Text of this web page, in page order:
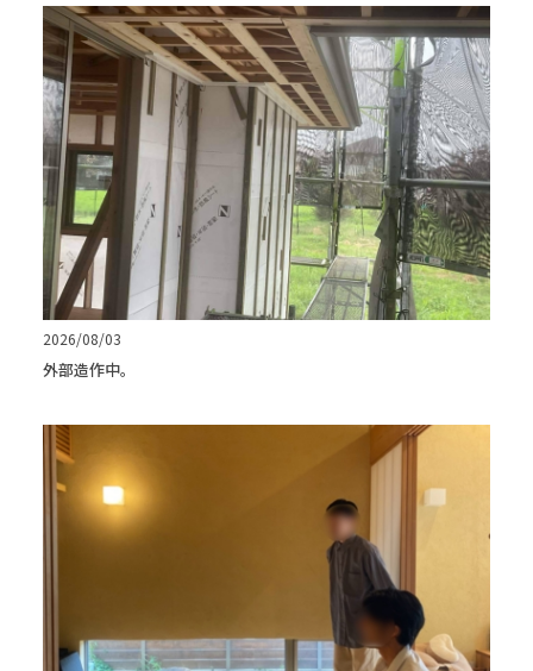
2026/08/03
外部造作中。